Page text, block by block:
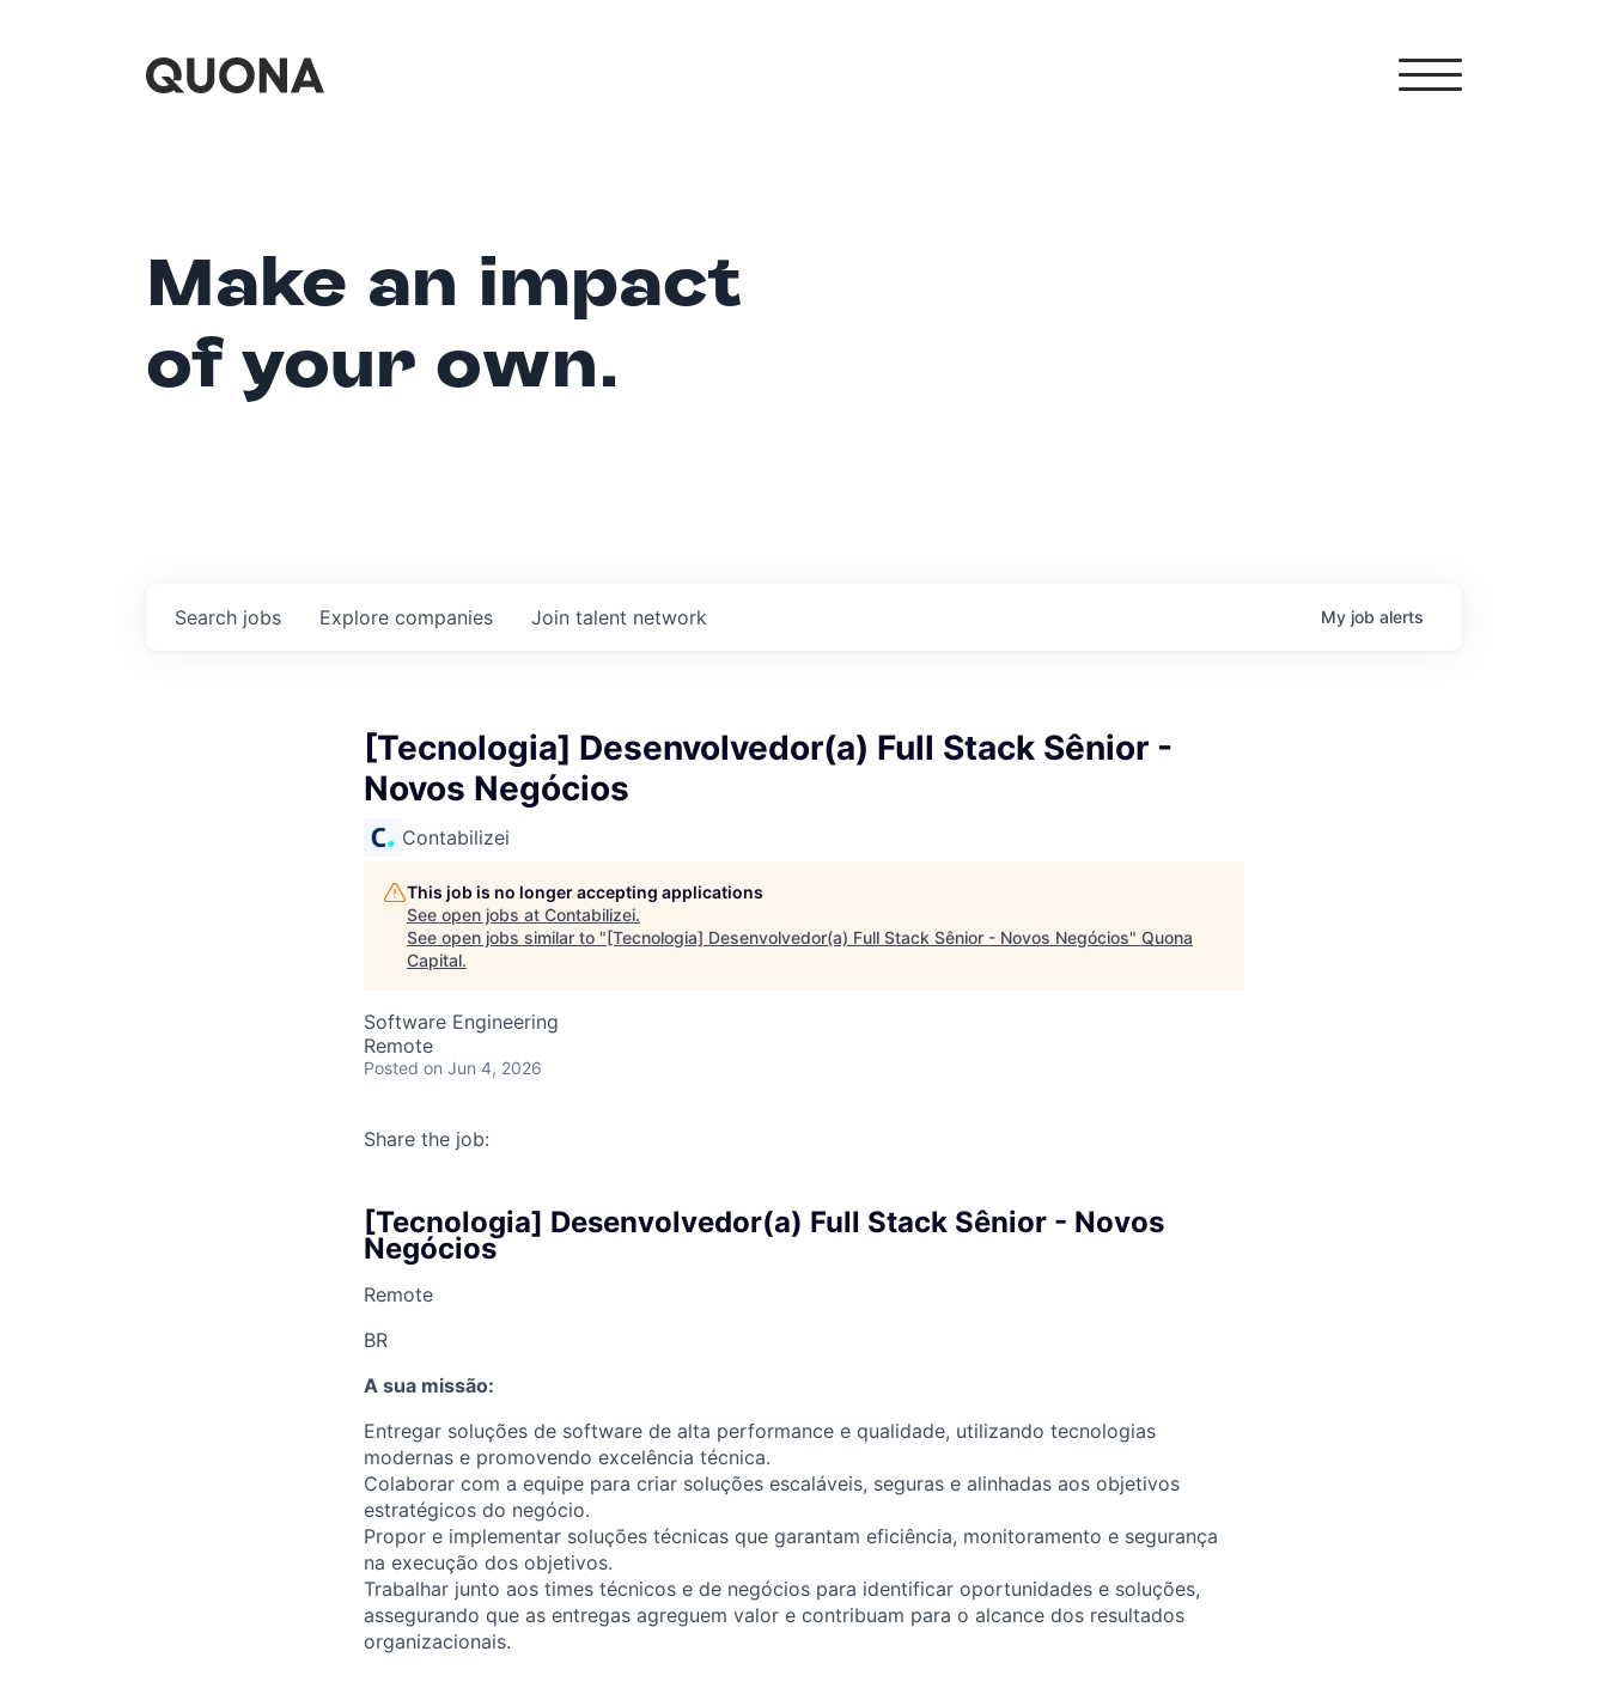
Make an impact
of your own.
Search jobs Explore companies Join talent network My job alerts
[Tecnologia] Desenvolvedor(a) Full Stack Sênior -
Novos Negócios
Contabilizei
This job is no longer accepting applications
See open jobs at Contabilizei.
See open jobs similar to "[Tecnologia] Desenvolvedor(a) Full Stack Sênior - Novos Negócios" Quona
Capital.
Software Engineering
Remote
Posted on Jun 4, 2026
Share the job:
[Tecnologia] Desenvolvedor(a) Full Stack Sênior - Novos
Negócios
Remote
BR
A sua missão:
Entregar soluções de software de alta performance e qualidade, utilizando tecnologias
modernas e promovendo excelência técnica.
Colaborar com a equipe para criar soluções escaláveis, seguras e alinhadas aos objetivos
estratégicos do negócio.
Propor e implementar soluções técnicas que garantam eficiência, monitoramento e segurança
na execução dos objetivos.
Trabalhar junto aos times técnicos e de negócios para identificar oportunidades e soluções,
assegurando que as entregas agreguem valor e contribuam para o alcance dos resultados
organizacionais.